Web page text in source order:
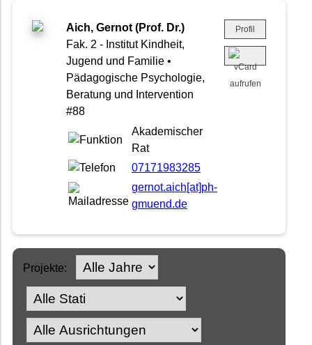
Aich, Gernot (Prof. Dr.)
Fak. 2 - Institut Kindheit,
Jugend und Familie •
Pädagogische Psychologie,
Beratung und Intervention
#88
Akademischer
Rat
07171983285
gernot.aich[at]ph-
gmuend.de
Profil
Projekte: